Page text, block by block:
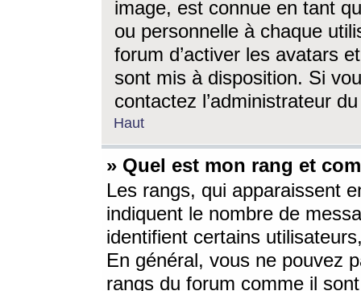
image, est connue en tant
ou personnelle à chaque
forum d’activer les avatars
sont mis à disposition. Si
contactez l’administrateur
Haut
» Quel est mon rang et
Les rangs, qui apparaissent
indiquent le nombre de
identifient certains
En général, vous ne pouvez
rangs du forum comme il